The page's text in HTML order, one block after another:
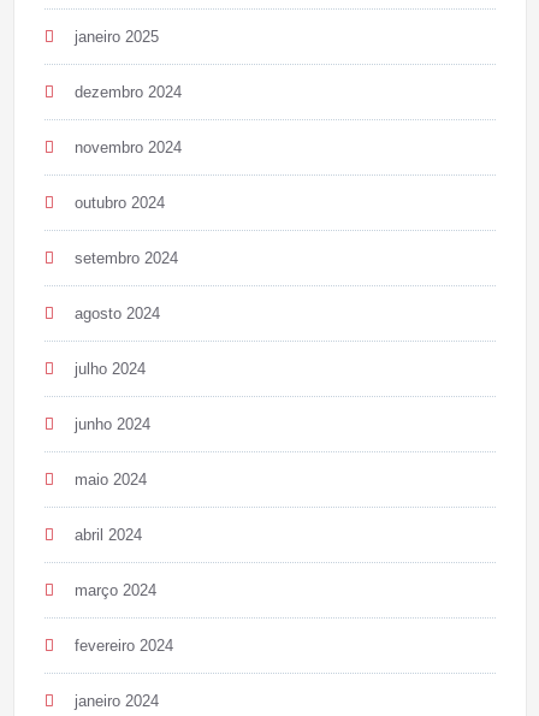
janeiro 2025
dezembro 2024
novembro 2024
outubro 2024
setembro 2024
agosto 2024
julho 2024
junho 2024
maio 2024
abril 2024
março 2024
fevereiro 2024
janeiro 2024